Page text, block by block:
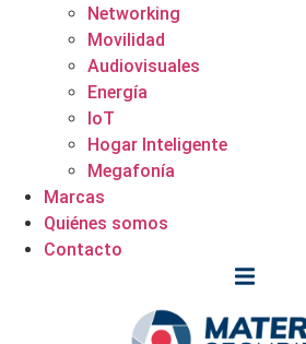
Networking
Movilidad
Audiovisuales
Energía
IoT
Hogar Inteligente
Megafonía
Marcas
Quiénes somos
Contacto